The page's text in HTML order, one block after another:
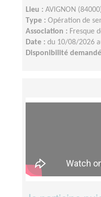
Lieu : AVIGNON
Type : Opération de
Association : Fresque
Date : du 10/08/2026
Disponibilité